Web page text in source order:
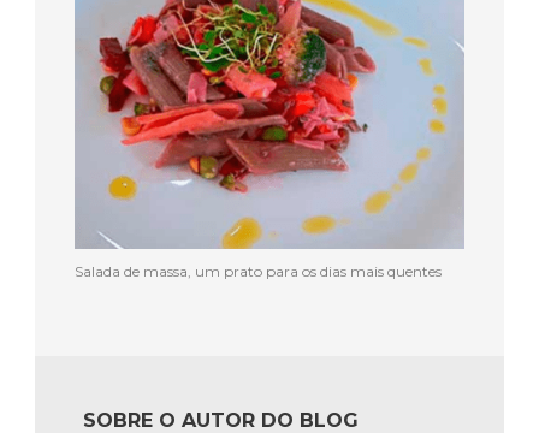
Salada de massa, um prato para os dias mais quentes
SOBRE O AUTOR DO BLOG